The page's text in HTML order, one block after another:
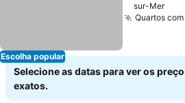
Escolha popular
sur-Mer
Quartos
Selecione as datas para ver os
exatos.